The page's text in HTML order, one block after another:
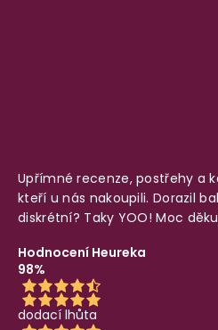
Upřímné recenze, postřehy a
kteří u nás nakoupili. Dorazil
diskrétní? Taky YOO! Moc
Hodnocení Heureka
98%
dodací lhůta